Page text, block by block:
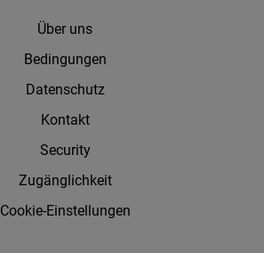
Über uns
Bedingungen
Datenschutz
Kontakt
Security
Zugänglichkeit
Cookie-Einstellungen